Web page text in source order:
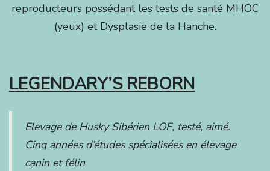
reproducteurs possédant les tests de santé MHOC
(yeux) et Dysplasie de la Hanche.
LEGENDARY’S REBORN
Elevage de Husky Sibérien LOF, testé, aimé.
Cinq années d’études spécialisées en élevage
canin et félin